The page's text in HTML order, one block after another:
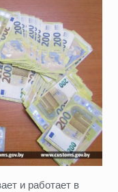
и работает в